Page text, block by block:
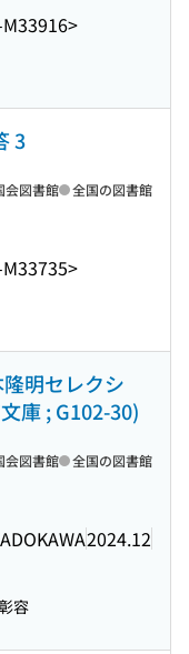
3
会図書館 全国の図書館
明セレクシ
庫 ; G102-30)
2024.12
会図書館 全国の図書館
容